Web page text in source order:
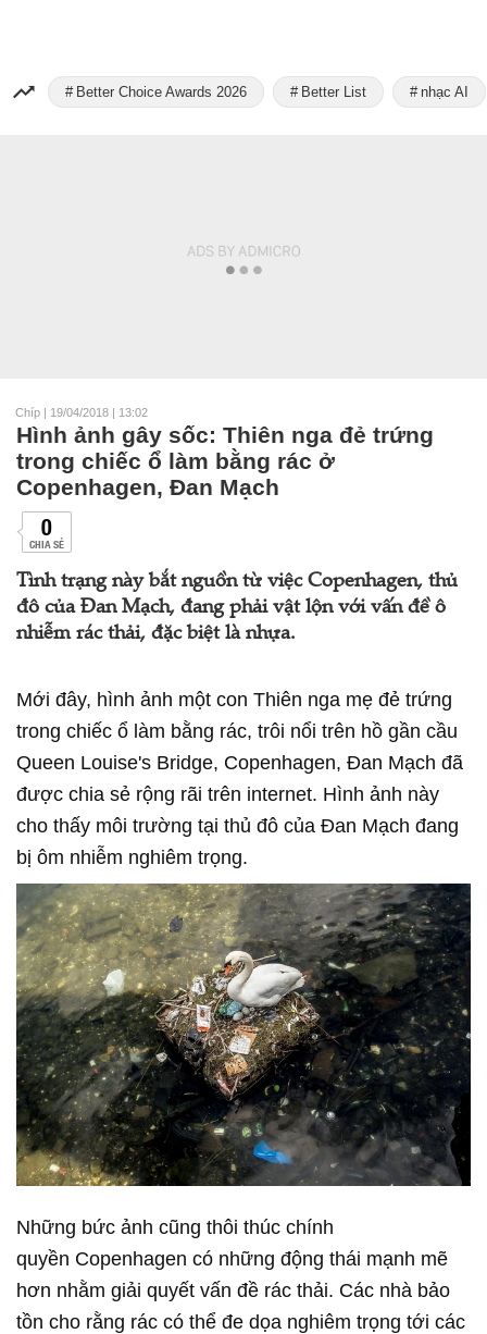
Better Choice Awards 2026 Better List nhạc AI
Chíp | 19/04/2018 | 13:02
Hình ảnh gây sốc: Thiên nga đẻ trứng
trong chiếc ổ làm bằng rác ở
Copenhagen, Đan Mạch
0
CHIA SẺ
Tình trạng này bắt nguồn từ việc Copenhagen, thủ
đô của Đan Mạch, đang phải vật lộn với vấn đề ô
nhiễm rác thải, đặc biệt là nhựa.
Mới đây, hình ảnh một con Thiên nga mẹ đẻ trứng
trong chiếc ổ làm bằng rác, trôi nổi trên hồ gần cầu
Queen Louise's Bridge, Copenhagen, Đan Mạch đã
được chia sẻ rộng rãi trên internet. Hình ảnh này
cho thấy môi trường tại thủ đô của Đan Mạch đang
bị ôm nhiễm nghiêm trọng.
Những bức ảnh cũng thôi thúc chính
quyền Copenhagen có những động thái mạnh mẽ
hơn nhằm giải quyết vấn đề rác thải. Các nhà bảo
tồn cho rằng rác có thể đe dọa nghiêm trọng tới các